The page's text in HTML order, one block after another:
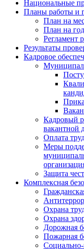
Национальные
Планы работы и
План на
План на год
Регламент
Результаты
Кадровое
Кадровый
вакантной
Оплата
Меры
Защита
Комплексная
Охрана
Охрана
Дорожная
Пожарная
Социально-